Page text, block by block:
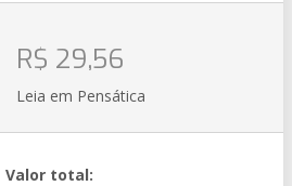
R$ 29,56
Leia em Pensática
Valor total: